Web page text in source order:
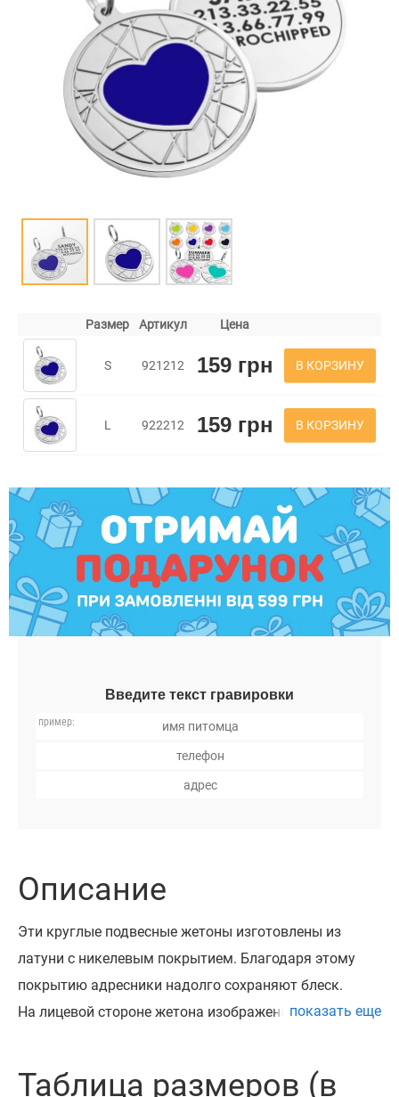
Размер Артикул Цена
S 921212 159 грн В КОРЗИНУ
L 922212 159 грн В КОРЗИНУ
Введите текст гравировки
Описание
Эти круглые подвесные жетоны изготовлены из
латуни с никелевым покрытием. Благодаря этому
покрытию адресники надолго сохраняют блеск.
На лицевой стороне жетона изображена косточка на
Адресники очень красивые и яркие. Они доступны в
показать еще
Таблица размеров (в